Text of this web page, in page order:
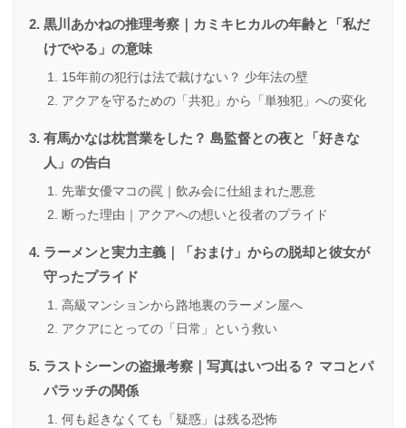
黒川あかねの推理考察｜カミキヒカルの年齢と「私だ
けでやる」の意味
15年前の犯行は法で裁けない？ 少年法の壁
アクアを守るための「共犯」から「単独犯」への変化
有馬かなは枕営業をした？ 島監督との夜と「好きな
人」の告白
先輩女優マコの罠｜飲み会に仕組まれた悪意
断った理由｜アクアへの想いと役者のプライド
ラーメンと実力主義｜「おまけ」からの脱却と彼女が
守ったプライド
高級マンションから路地裏のラーメン屋へ
アクアにとっての「日常」という救い
ラストシーンの盗撮考察｜写真はいつ出る？ マコとパ
パラッチの関係
何も起きなくても「疑惑」は残る恐怖